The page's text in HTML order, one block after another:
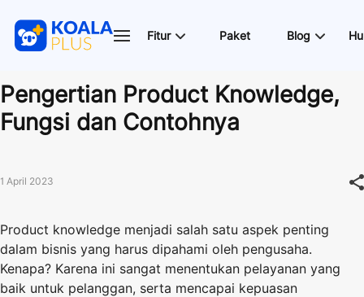
Fitur Paket Blog
Pengertian Product Knowledge,
Fungsi dan Contohnya
1 April 2023
Product knowledge menjadi salah satu aspek penting
dalam bisnis yang harus dipahami oleh pengusaha.
Kenapa? Karena ini sangat menentukan pelayanan yang
baik untuk pelanggan, serta mencapai kepuasan